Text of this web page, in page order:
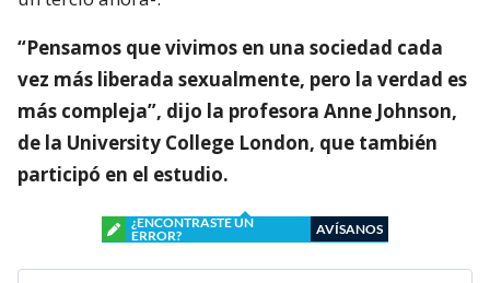
“Pensamos que vivimos en una sociedad cada
vez más liberada sexualmente, pero la verdad es
más compleja”, dijo la profesora Anne Johnson,
de la University College London, que también
participó en el estudio.
¿ENCONTRASTE UN
ERROR?
AVÍSANOS